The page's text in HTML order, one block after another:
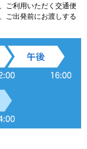
ご利用いただく交通便
ご出発前にお渡しする